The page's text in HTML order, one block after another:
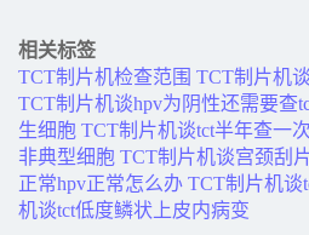
相关标签
TCT制片机检查范围 TCT制片机
TCT制片机谈hpv为阴性还需要查
生细胞 TCT制片机谈tct半年查一
非典型细胞 TCT制片机谈宫颈刮
正常hpv正常怎么办 TCT制片机谈
机谈tct低度鳞状上皮内病变